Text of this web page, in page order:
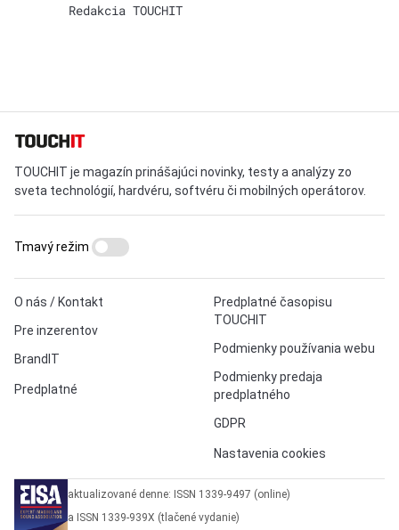
Redakcia TOUCHIT
TOUCHIT je magazín prinášajúci novinky, testy a analýzy zo
sveta technológií, hardvéru, softvéru či mobilných operátorov.
O nás / Kontakt
Pre inzerentov
BrandIT
Predplatné
Predplatné časopisu
TOUCHIT
Podmienky používania webu
Podmienky predaja
predplatného
GDPR
Nastavenia cookies
Tmavý režim
aktualizované denne: ISSN 1339-9497 (online)
a ISSN 1339-939X (tlačené vydanie)